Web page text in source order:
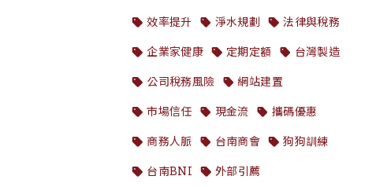
效率提升
淨水規劃
法律與稅務
企業家健康
定期定額
台灣製造
公司稅務風險
網站建置
市場信任
現金流
攜碼優惠
商務人脈
台南商會
狗狗訓練
台南BNI
外部引薦